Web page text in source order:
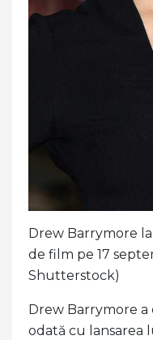
Drew Barrymore
de film pe 17
Shutterstock)
Drew Barrymore a
odată cu lansarea